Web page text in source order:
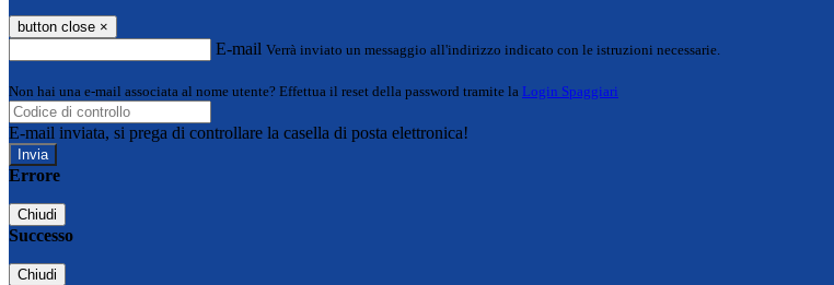
button close ×
E-mail Verrà inviato un messaggio all'indirizzo indicato con le istruzioni necessarie.
Non hai una e-mail associata al nome utente? Effettua il reset della password tramite la Login Spaggiari
E-mail inviata, si prega di controllare la casella di posta elettronica!
Errore
Chiudi
Successo
Chiudi